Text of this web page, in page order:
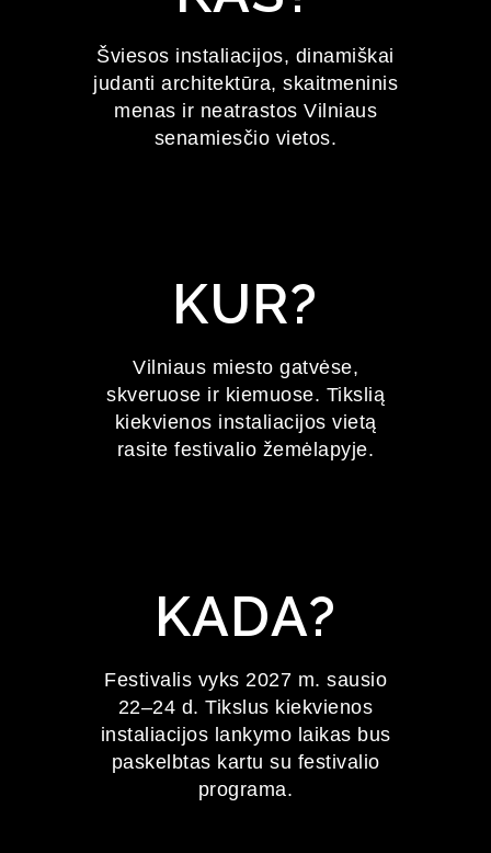
FESTIVALIS
2027 m. sausio 22–24 d.
Šviesos instaliacijos, dinamiškai
judanti architektūra, skaitmeninis
menas ir neatrastos Vilniaus
senamiesčio vietos.
KUR?
Vilniaus miesto gatvėse,
skveruose ir kiemuose. Tikslią
kiekvienos instaliacijos vietą
rasite festivalio žemėlapyje.
KADA?
Festivalis vyks 2027 m. sausio
22–24 d. Tikslus kiekvienos
instaliacijos lankymo laikas bus
paskelbtas kartu su festivalio
programa.